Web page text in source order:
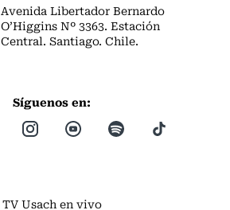
Avenida Libertador Bernardo
O’Higgins Nº 3363. Estación
Central. Santiago. Chile.
Síguenos en:
TV Usach en vivo